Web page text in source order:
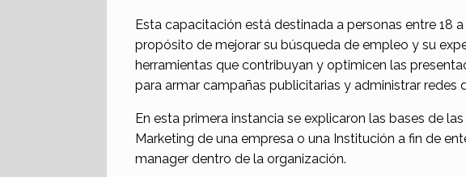
Esta capacitación está destinada a personas entre 18
propósito de mejorar su búsqueda de empleo y su
herramientas que contribuyan y optimicen las
para armar campañas publicitarias y administrar redes
En esta primera instancia se explicaron las bases de
Marketing de una empresa o una Institución a fin de
manager dentro de la organización.